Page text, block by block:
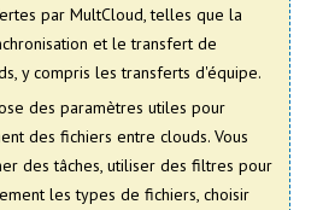
par MultCloud, telles que la
et le transfert de
y compris les transferts d'équipe.
des paramètres utiles pour
des fichiers entre clouds. Vous
des tâches, utiliser des filtres pour
les types de fichiers, choisir